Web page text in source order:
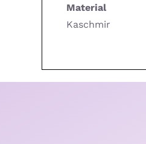
Material
Kaschmir